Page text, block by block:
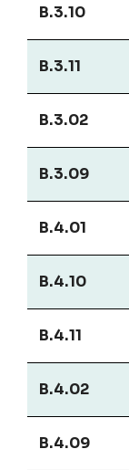
B.3.10
B.3.11
B.3.02
B.3.09
B.4.01
B.4.10
B.4.11
B.4.02
B.4.09